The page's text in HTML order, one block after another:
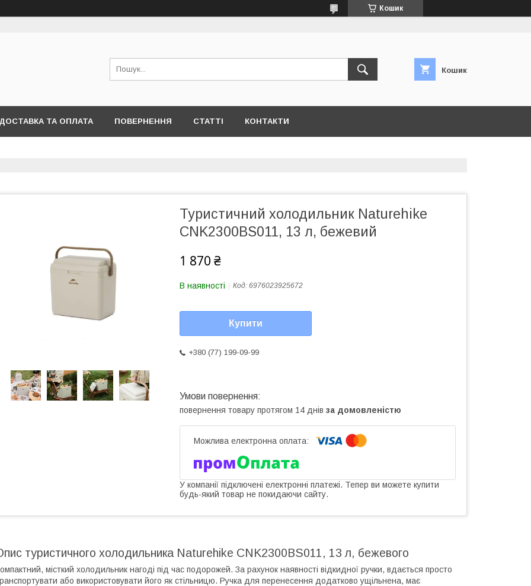
Кошик
Кошик
ДОСТАВКА ТА ОПЛАТА ПОВЕРНЕННЯ СТАТТІ КОНТАКТИ
Туристичний холодильник Naturehike
CNK2300BS011, 13 л, бежевий
1 870 ₴
В наявності Код: 6976023925672
Купити
+380 (77) 199-09-99
повернення товару протягом 14 днів за домовленістю
У компанії підключені електронні платежі. Тепер ви можете купити
будь-який товар не покидаючи сайту.
туристичного холодильника Naturehike CNK2300BS011, 13 л, бежевого
місткий холодильник нагоді під час подорожей. За рахунок наявності відкидної ручки, вдається просто
або використовувати його як стільницю. Ручка для перенесення додатково ущільнена, має